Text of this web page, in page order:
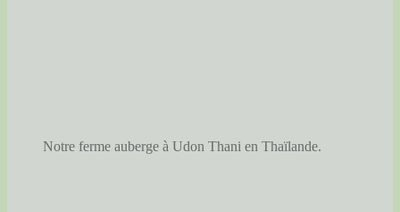
Notre ferme auberge à Udon Thani en Thaïlande.